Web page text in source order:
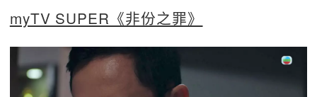
myTV SUPER《非份之罪》